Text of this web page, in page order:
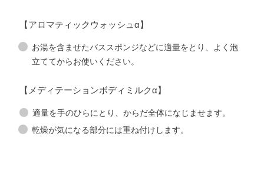
【アロマティックウォッシュα】
お湯を含ませたバススポンジなどに適量をとり、よく泡
立ててからお使いください。
【メディテーションボディミルクα】
適量を手のひらにとり、からだ全体になじませます。
乾燥が気になる部分には重ね付けします。